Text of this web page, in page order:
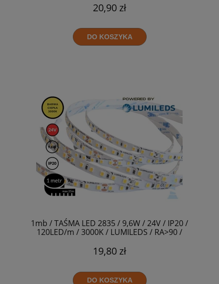
20,90 zł
DO KOSZYKA
1mb / TAŚMA LED 2835 / 9,6W / 24V / IP20 /
120LED/m / 3000K / LUMILEDS / RA>90 /
19,80 zł
DO KOSZYKA